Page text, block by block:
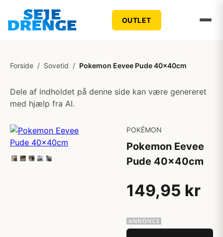
OUTLET
Forside / Sovetid / Pokemon Eevee Pude 40x40cm
Dele af indholdet på denne side kan være genereret
med hjælp fra AI.
POKÉMON
Pokemon Eevee
Pude 40x40cm
149,95 kr